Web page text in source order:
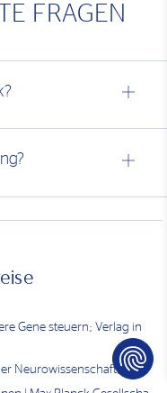
FRAGEN
Gene steuern; Verlag in
Neurowissenschaft;